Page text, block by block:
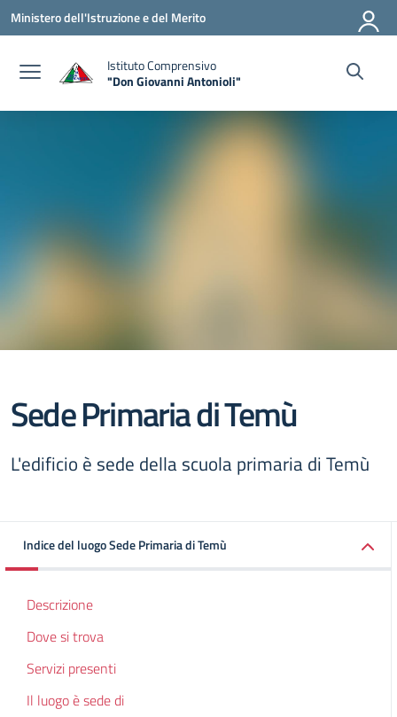
Vai ai contenuti
Vai al menu di navigazione
Vai al footer
Ministero dell'Istruzione e del Merito
Istituto Comprensivo
"Don Giovanni Antonioli"
Sede Primaria di Temù
L'edificio è sede della scuola primaria di Temù
Indice del luogo Sede Primaria di Temù
Descrizione
Dove si trova
Servizi presenti
Il luogo è sede di